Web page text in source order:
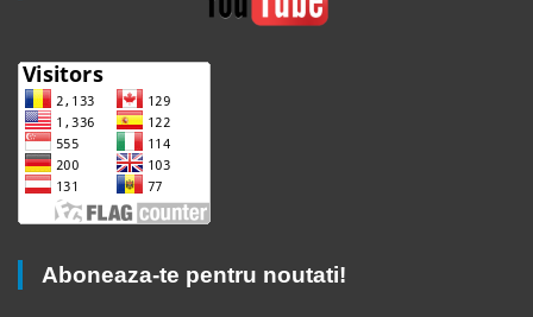
Aboneaza-te pentru noutati!